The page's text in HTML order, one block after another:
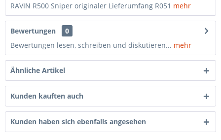
RAVIN R500 Sniper originaler Lieferumfang R051 mehr
Bewertungen
0
Bewertungen lesen, schreiben und diskutieren... mehr
Ähnliche Artikel
Kunden kauften auch
Kunden haben sich ebenfalls angesehen